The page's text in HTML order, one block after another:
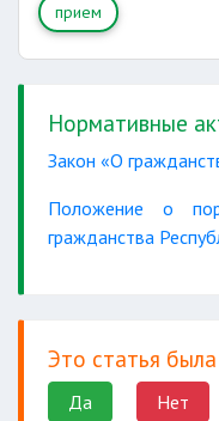
прием
Нормативные
Закон «О
Положение о
гражданства
Это статья
Да Нет